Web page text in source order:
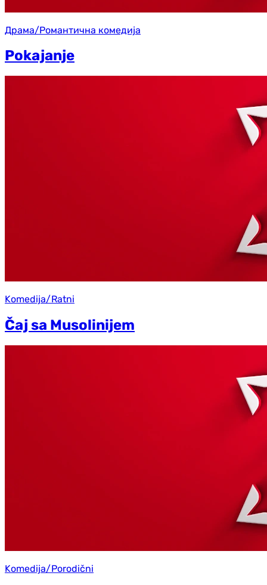
Драма/Романтична комедија
Pokajanje
Komedija/Ratni
Čaj sa Musolinijem
Komedija/Porodični